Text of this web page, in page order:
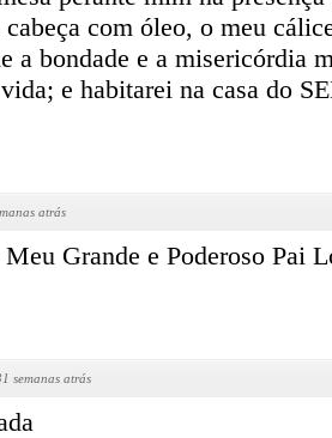
com óleo, o meu
a bondade e a misericórdia
e habitarei na casa do
atrás
Grande e Poderoso Pai
semanas atrás